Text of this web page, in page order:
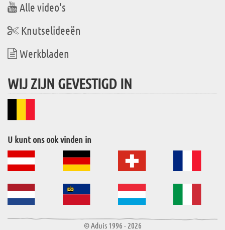
Alle video's
Knutselideeën
Werkbladen
WIJ ZIJN GEVESTIGD IN
U kunt ons ook vinden in
© Aduis 1996 - 2026